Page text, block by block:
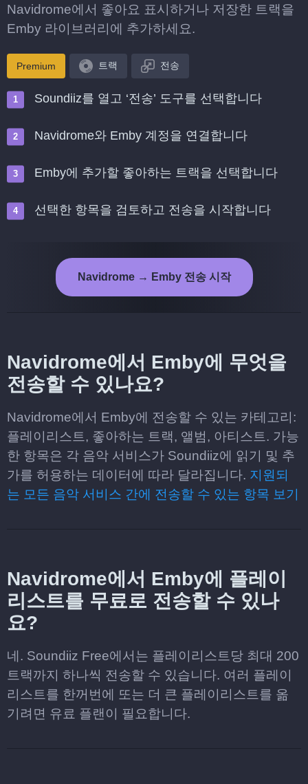
Navidrome에서 좋아요 표시하거나 저장한 트랙을
Emby 라이브러리에 추가하세요.
Premium 트랙 전송
Soundiiz를 열고 ‘전송’ 도구를 선택합니다
Navidrome와 Emby 계정을 연결합니다
Emby에 추가할 좋아하는 트랙을 선택합니다
선택한 항목을 검토하고 전송을 시작합니다
Navidrome → Emby 전송 시작
Navidrome에서 Emby에 무엇을
전송할 수 있나요?
Navidrome에서 Emby에 전송할 수 있는 카테고리:
플레이리스트, 좋아하는 트랙, 앨범, 아티스트. 가능
한 항목은 각 음악 서비스가 Soundiiz에 읽기 및 추
가를 허용하는 데이터에 따라 달라집니다. 지원되
는 모든 음악 서비스 간에 전송할 수 있는 항목 보기
Navidrome에서 Emby에 플레이
리스트를 무료로 전송할 수 있나
요?
네. Soundiiz Free에서는 플레이리스트당 최대 200
트랙까지 하나씩 전송할 수 있습니다. 여러 플레이
리스트를 한꺼번에 또는 더 큰 플레이리스트를 옮
기려면 유료 플랜이 필요합니다.